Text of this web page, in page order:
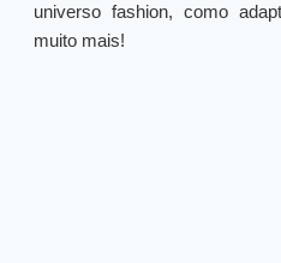
universo fashion, como
muito mais!